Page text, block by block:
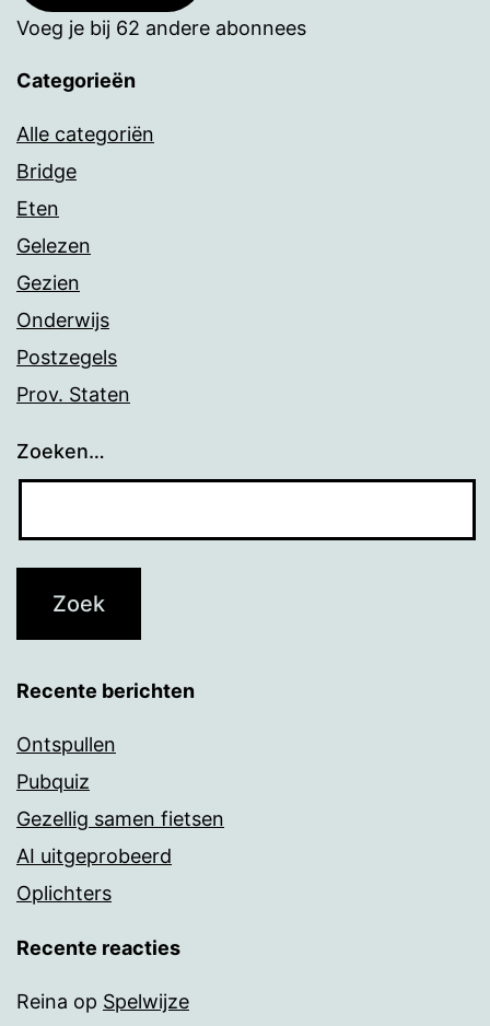
Voeg je bij 62 andere abonnees
Categorieën
Alle categoriën
Bridge
Eten
Gelezen
Gezien
Onderwijs
Postzegels
Prov. Staten
Zoeken…
Recente berichten
Ontspullen
Pubquiz
Gezellig samen fietsen
AI uitgeprobeerd
Oplichters
Recente reacties
Reina op Spelwijze